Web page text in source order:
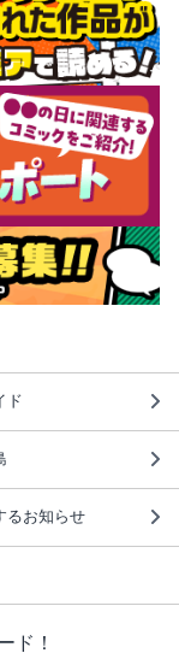
ド
るお知らせ
ド！